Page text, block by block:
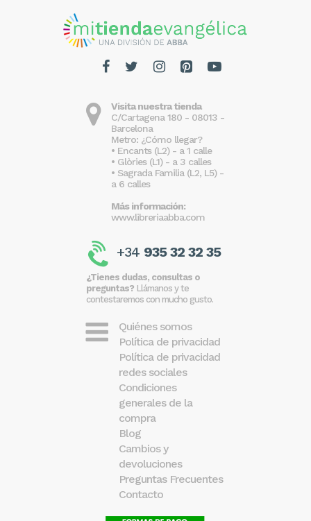
Visita nuestra tienda
C/Cartagena 180 - 08013 -
Barcelona
Metro: ¿Cómo llegar?
• Encants (L2) - a 1 calle
• Glòries (L1) - a 3 calles
• Sagrada Familia (L2, L5) -
a 6 calles
Más información:
www.libreriaabba.com
+34 935 32 32 35
¿Tienes dudas, consultas o
preguntas? Llámanos y te
contestaremos con mucho gusto.
Quiénes somos
Política de privacidad
Política de privacidad
redes sociales
Condiciones
generales de la
compra
Blog
Cambios y
devoluciones
Preguntas Frecuentes
Contacto